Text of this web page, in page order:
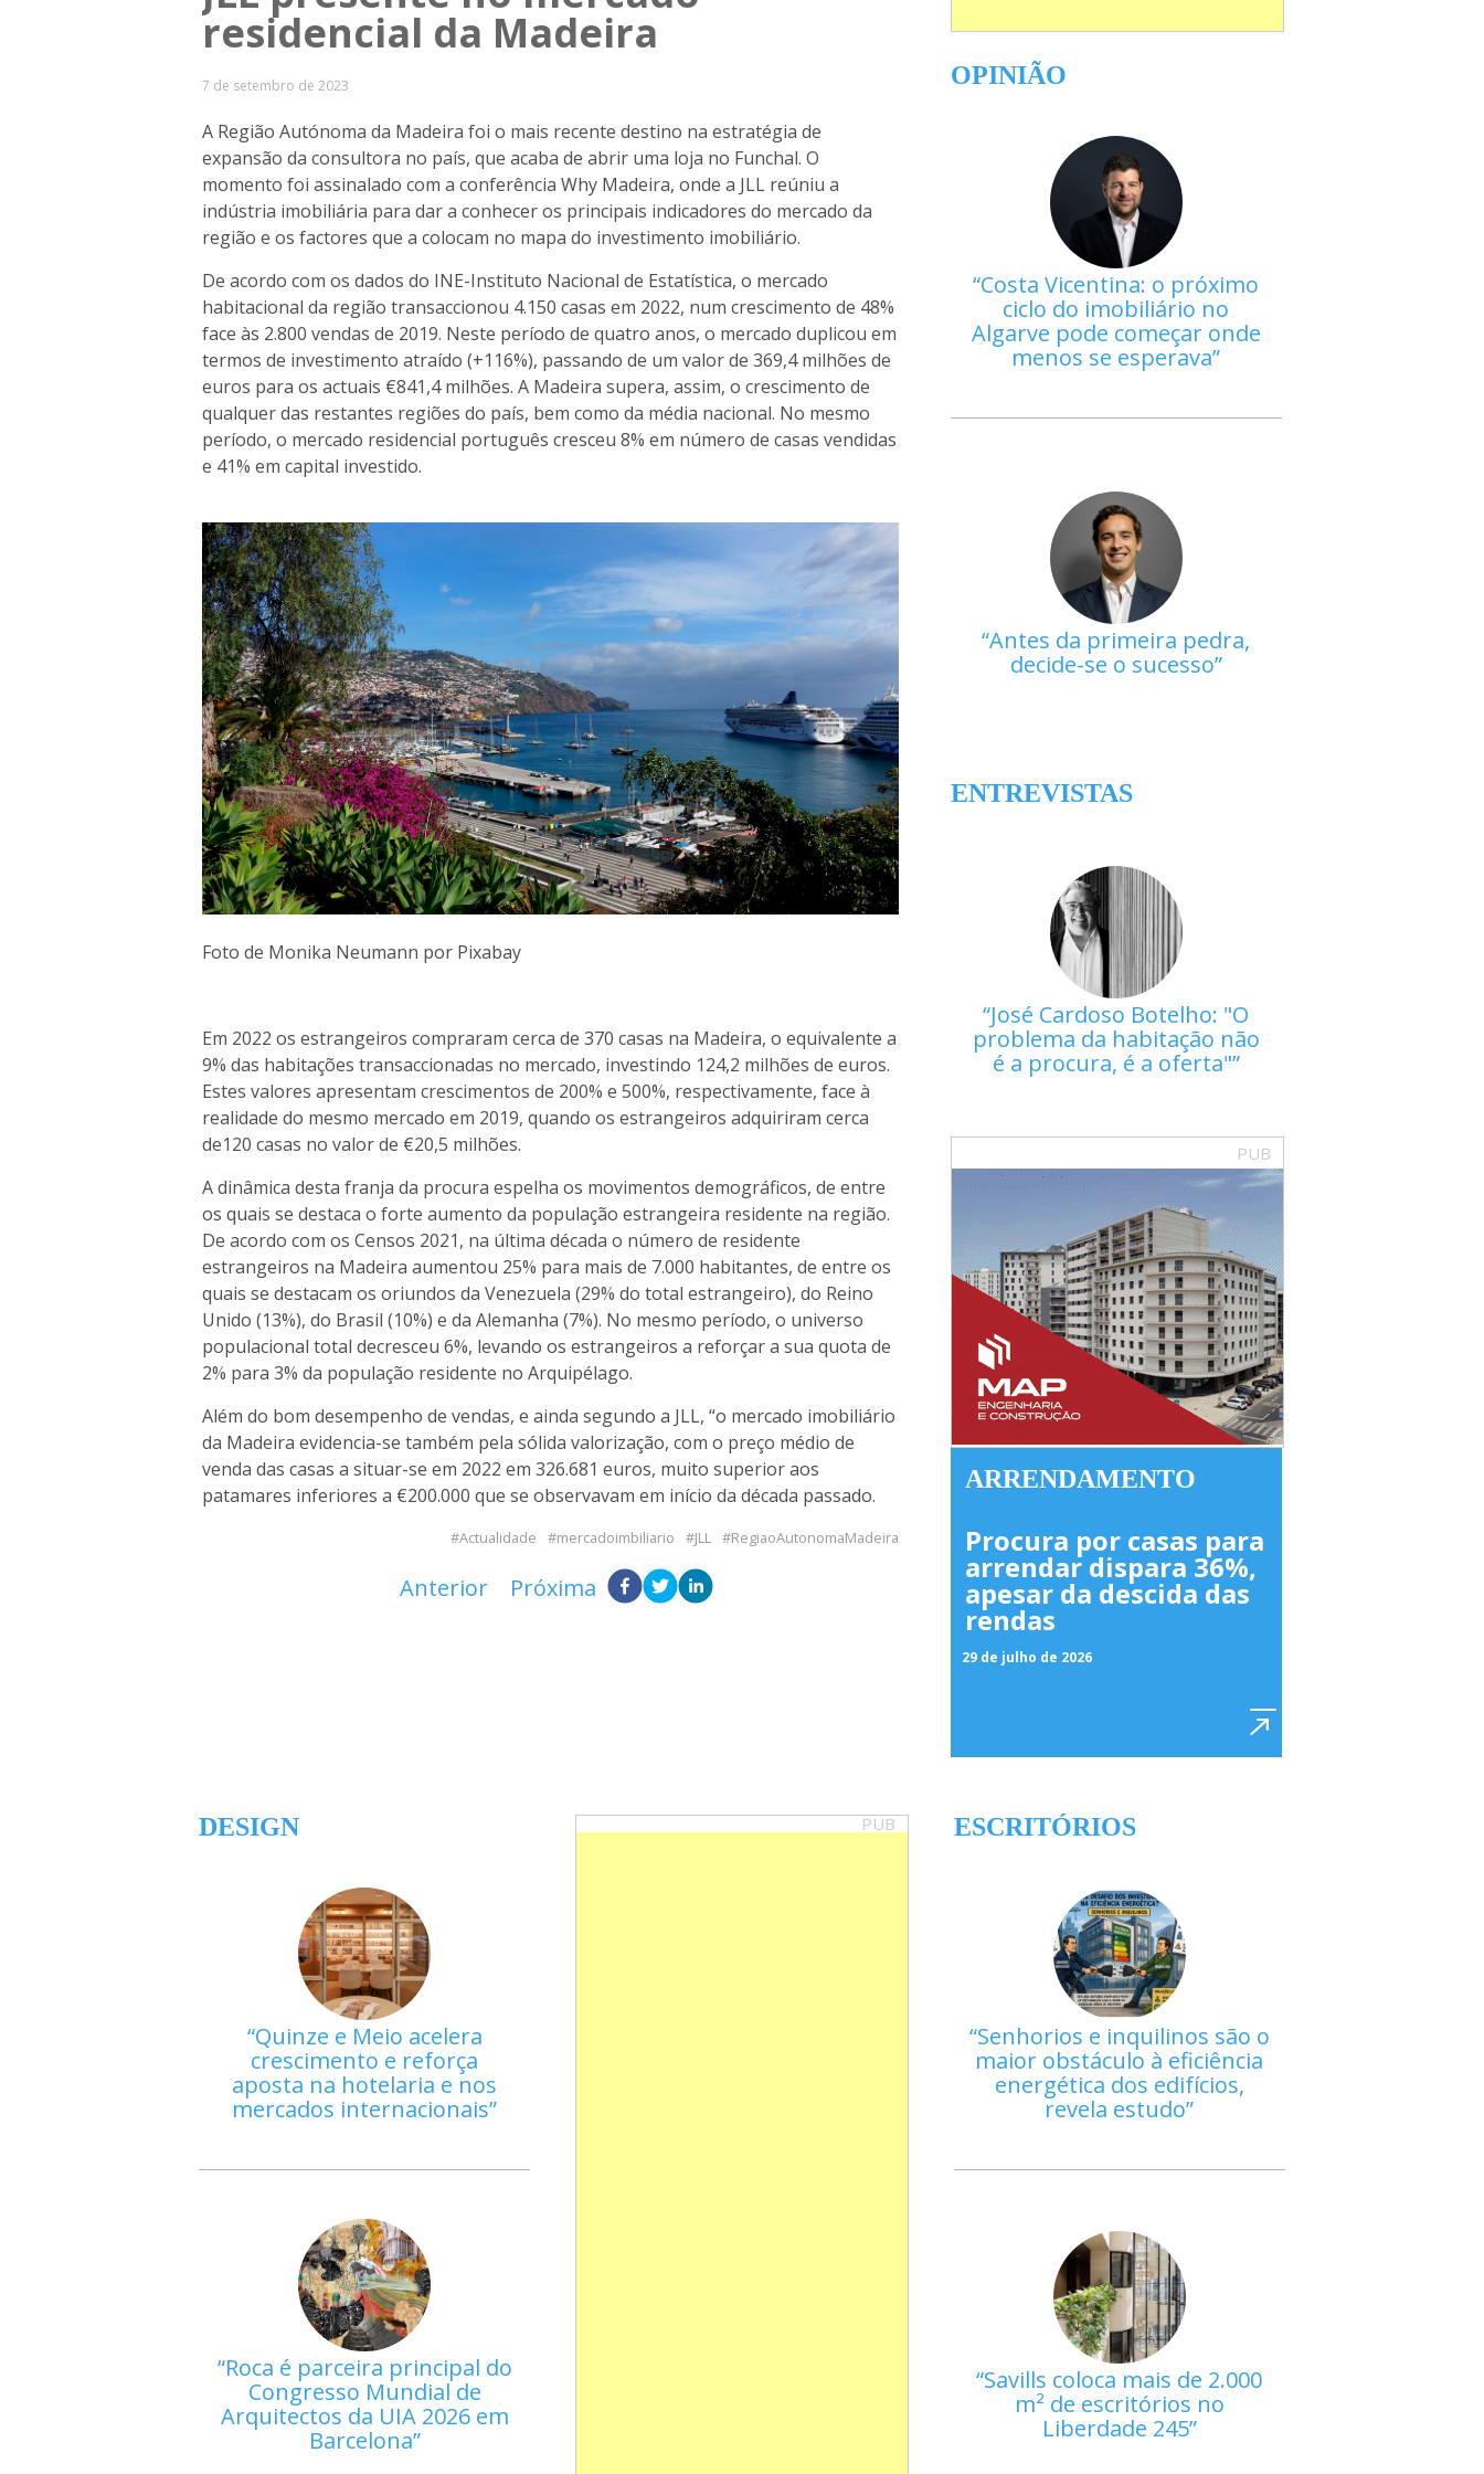
residencial da Madeira
7 de setembro de 2023
A Região Autónoma da Madeira foi o mais recente destino na estratégia de
expansão da consultora no país, que acaba de abrir uma loja no Funchal. O
momento foi assinalado com a conferência Why Madeira, onde a JLL reúniu a
indústria imobiliária para dar a conhecer os principais indicadores do mercado da
região e os factores que a colocam no mapa do investimento imobiliário.
De acordo com os dados do INE-Instituto Nacional de Estatística, o mercado
habitacional da região transaccionou 4.150 casas em 2022, num crescimento de 48%
face às 2.800 vendas de 2019. Neste período de quatro anos, o mercado duplicou em
termos de investimento atraído (+116%), passando de um valor de 369,4 milhões de
euros para os actuais €841,4 milhões. A Madeira supera, assim, o crescimento de
qualquer das restantes regiões do país, bem como da média nacional. No mesmo
período, o mercado residencial português cresceu 8% em número de casas vendidas
e 41% em capital investido.
Foto de Monika Neumann por Pixabay
Em 2022 os estrangeiros compraram cerca de 370 casas na Madeira, o equivalente a
9% das habitações transaccionadas no mercado, investindo 124,2 milhões de euros.
Estes valores apresentam crescimentos de 200% e 500%, respectivamente, face à
realidade do mesmo mercado em 2019, quando os estrangeiros adquiriram cerca
de120 casas no valor de €20,5 milhões.
A dinâmica desta franja da procura espelha os movimentos demográficos, de entre
os quais se destaca o forte aumento da população estrangeira residente na região.
De acordo com os Censos 2021, na última década o número de residente
estrangeiros na Madeira aumentou 25% para mais de 7.000 habitantes, de entre os
quais se destacam os oriundos da Venezuela (29% do total estrangeiro), do Reino
Unido (13%), do Brasil (10%) e da Alemanha (7%). No mesmo período, o universo
populacional total decresceu 6%, levando os estrangeiros a reforçar a sua quota de
2% para 3% da população residente no Arquipélago.
Além do bom desempenho de vendas, e ainda segundo a JLL, “o mercado imobiliário
da Madeira evidencia-se também pela sólida valorização, com o preço médio de
venda das casas a situar-se em 2022 em 326.681 euros, muito superior aos
patamares inferiores a €200.000 que se observavam em início da década passado.
Actualidade mercadoimbiliario JLL RegiaoAutonomaMadeira
Anterior Próxima
OPINIÃO
Costa Vicentina: o próximo
ciclo do imobiliário no
Algarve pode começar onde
menos se esperava
Antes da primeira pedra,
decide-se o sucesso
ENTREVISTAS
José Cardoso Botelho: "O
problema da habitação não
é a procura, é a oferta"
PUB
ARRENDAMENTO
Procura por casas para
arrendar dispara 36%,
apesar da descida das
rendas
29 de julho de 2026
DESIGN
Quinze e Meio acelera
crescimento e reforça
aposta na hotelaria e nos
mercados internacionais
Roca é parceira principal do
Congresso Mundial de
Arquitectos da UIA 2026 em
Barcelona
PUB ESCRITÓRIOS
Senhorios e inquilinos são o
maior obstáculo à eficiência
energética dos edifícios,
revela estudo
Savills coloca mais de 2.000
m² de escritórios no
Liberdade 245